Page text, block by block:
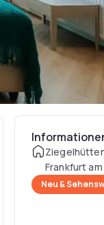
Frankfurt
Deutschland
Neu &